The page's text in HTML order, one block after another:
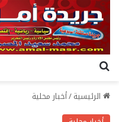
الرئيسية/أخبار محلية